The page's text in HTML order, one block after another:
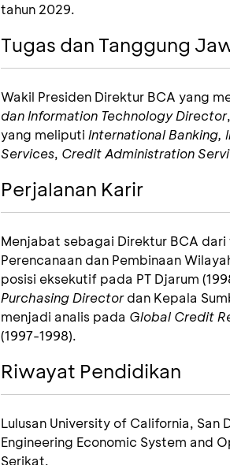
tahun 2029.
Tugas dan Tanggung
Wakil Presiden Direktur BCA yang
dan Information Technology Director
yang meliputi International Banking,
Services, Credit Administration
Perjalanan Karir
Menjabat sebagai Direktur BCA
Perencanaan dan Pembinaan
posisi eksekutif pada PT Djarum
Purchasing Directordan Kepala
menjadi analis pada Global Credit
(1997-1998).
Riwayat Pendidikan
Lulusan University of California,
Engineering Economic System and
Serikat.